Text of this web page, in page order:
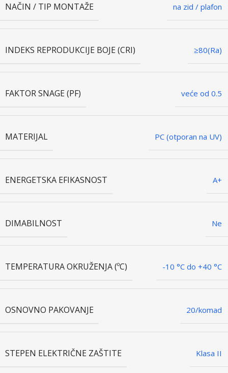
NAČIN / TIP MONTAŽE na zid / plafon
INDEKS REPRODUKCIJE BOJE (CRI) ≥80(Ra)
FAKTOR SNAGE (PF) veće od 0.5
MATERIJAL PC (otporan na UV)
ENERGETSKA EFIKASNOST A+
DIMABILNOST Ne
TEMPERATURA OKRUŽENJA (ºC) -10 °C do +40 °C
OSNOVNO PAKOVANJE 20/komad
STEPEN ELEKTRIČNE ZAŠTITE Klasa II